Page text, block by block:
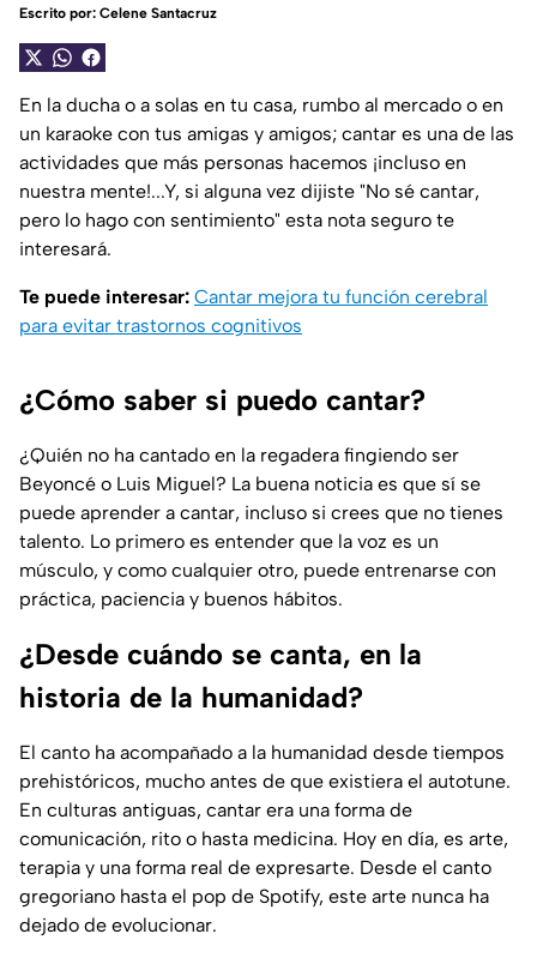
Escrito por: Celene Santacruz
En la ducha o a solas en tu casa, rumbo al mercado o en
un karaoke con tus amigas y amigos; cantar es una de las
actividades que más personas hacemos ¡incluso en
nuestra mente!...Y, si alguna vez dijiste "No sé cantar,
pero lo hago con sentimiento" esta nota seguro te
interesará.
Te puede interesar: Cantar mejora tu función cerebral
para evitar trastornos cognitivos
¿Cómo saber si puedo cantar?
¿Quién no ha cantado en la regadera fingiendo ser
Beyoncé o Luis Miguel? La buena noticia es que sí se
puede aprender a cantar, incluso si crees que no tienes
talento. Lo primero es entender que la voz es un
músculo, y como cualquier otro, puede entrenarse con
práctica, paciencia y buenos hábitos.
¿Desde cuándo se canta, en la
historia de la humanidad?
El canto ha acompañado a la humanidad desde tiempos
prehistóricos, mucho antes de que existiera el autotune.
En culturas antiguas, cantar era una forma de
comunicación, rito o hasta medicina. Hoy en día, es arte,
terapia y una forma real de expresarte. Desde el canto
gregoriano hasta el pop de Spotify, este arte nunca ha
dejado de evolucionar.